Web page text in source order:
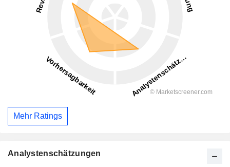
Mehr Ratings
Analystenschätzungen